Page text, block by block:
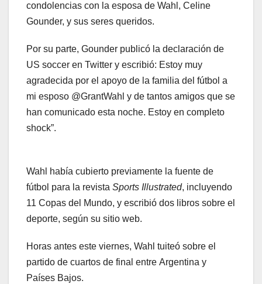
condolencias con la esposa de Wahl, Celine
Gounder, y sus seres queridos.
Por su parte, Gounder publicó la declaración de
US soccer en Twitter y escribió: Estoy muy
agradecida por el apoyo de la familia del fútbol a
mi esposo @GrantWahl y de tantos amigos que se
han comunicado esta noche. Estoy en completo
shock”.
Wahl había cubierto previamente la fuente de
fútbol para la revista Sports Illustrated, incluyendo
11 Copas del Mundo, y escribió dos libros sobre el
deporte, según su sitio web.
Horas antes este viernes, Wahl tuiteó sobre el
partido de cuartos de final entre Argentina y
Países Bajos.